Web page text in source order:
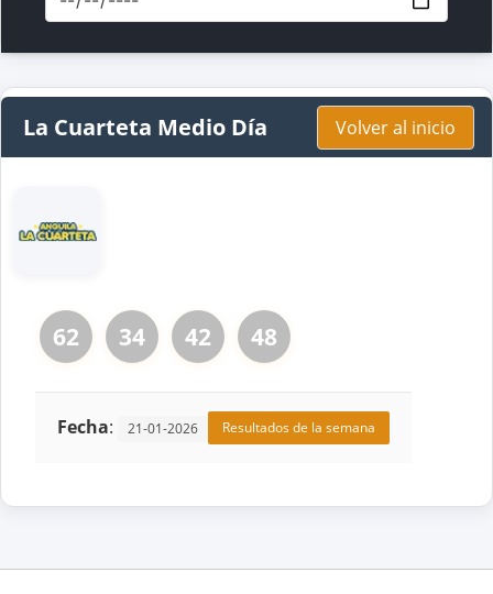
La Cuarteta Medio Día Volver al inicio
62 34 42 48
Fecha: 21-01-2026 Resultados de la semana